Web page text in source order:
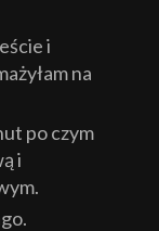
i
na
po czym
i